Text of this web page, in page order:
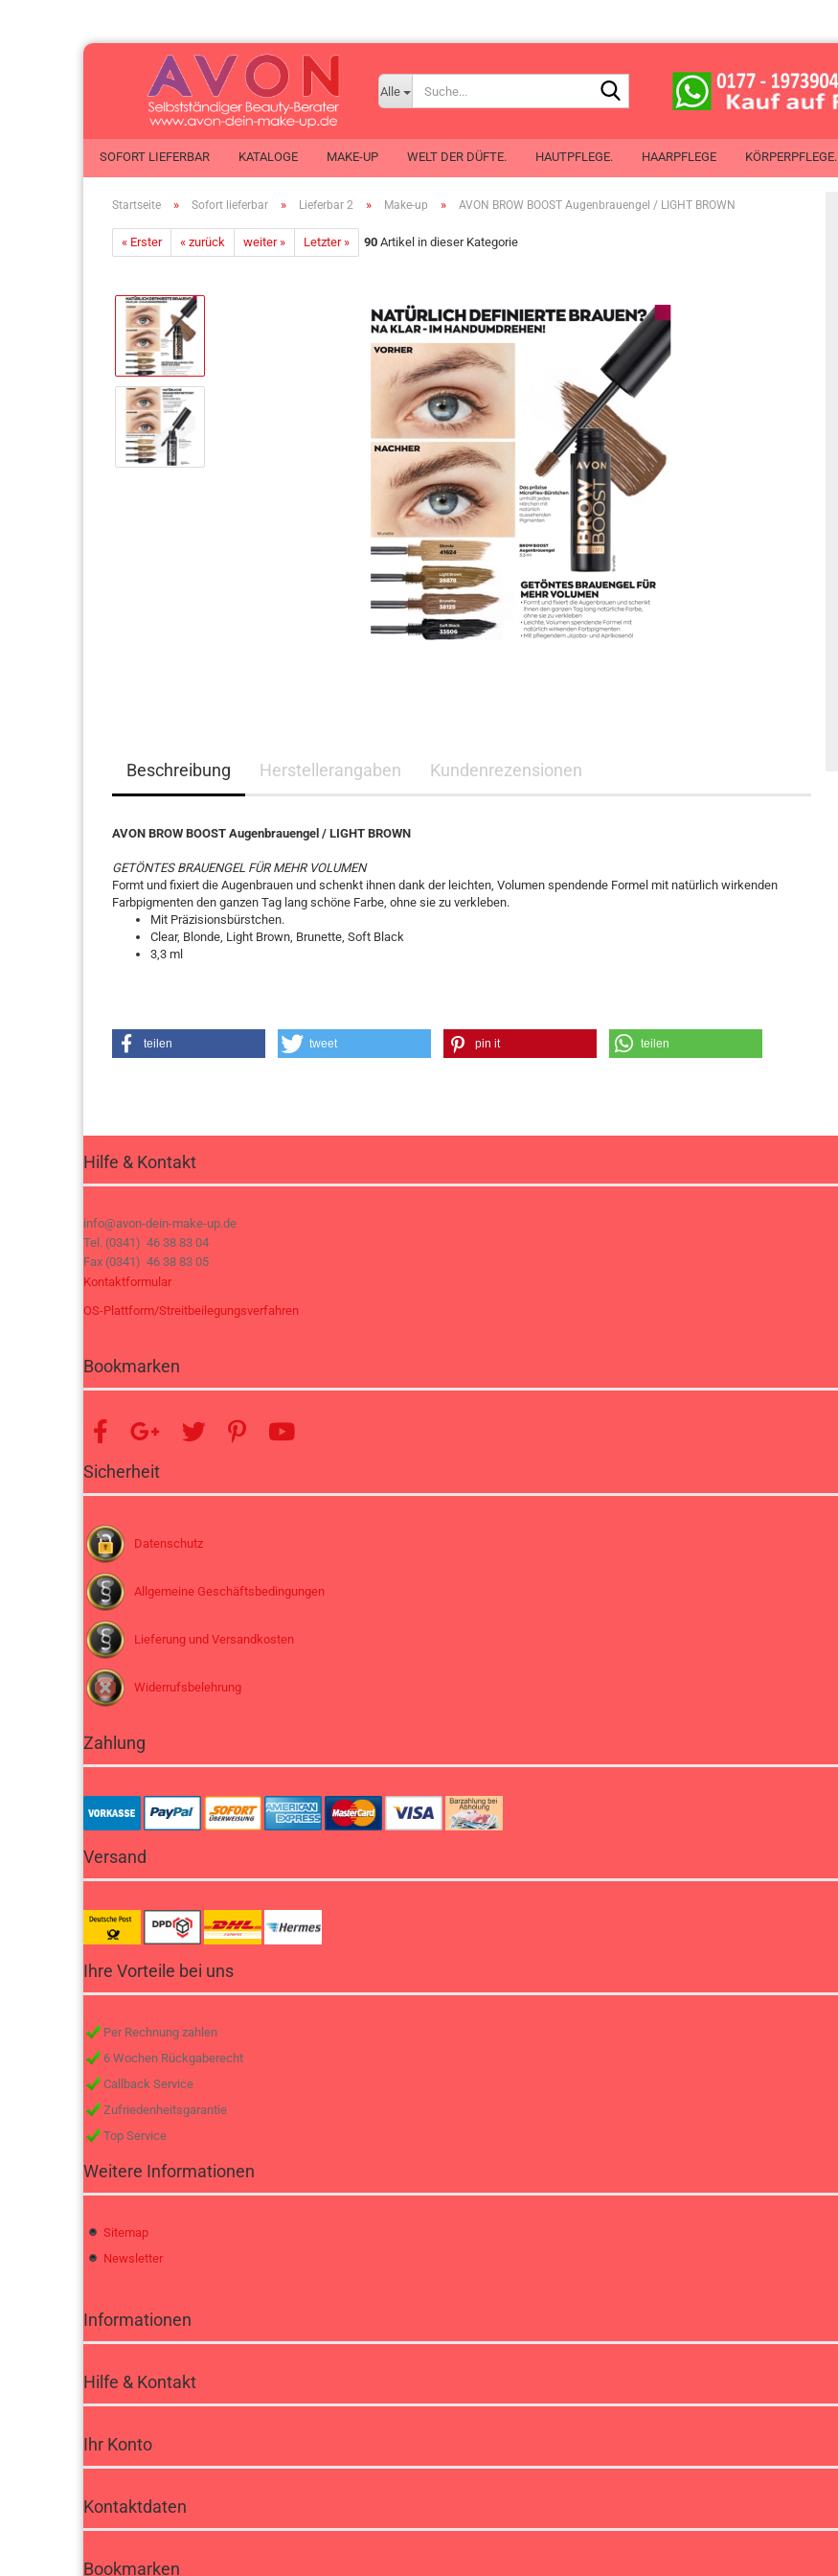
Alle
SOFORT LIEFERBAR
ANEW
Clearskin
Düfte
Duft-Proben
Encanto
Foot Works
Gesichtspflege
Haarpflege
KIDS
KATALOGE MAKE-UP WELT DER DÜFTE.
Eau de Toilette
Körperlotion
Duschgel
Körperspray
Deoroller
Proben
HAUTPFLEGE.
Mit Öl aus Pflanzensamen
Planet Spa
HAARPFLEGE KÖRPERPFLEGE.
Startseite » Sofort lieferbar » Lieferbar 2 » Make-up » AVON BROW BOOST Augenbrauengel / LIGHT BROWN
« Erster « zurück weiter » Letzter » 90 Artikel in dieser Kategorie
Beschreibung Herstellerangaben Kundenrezensionen
AVON BROW BOOST Augenbrauengel / LIGHT BROWN
GETÖNTES BRAUENGEL FÜR MEHR VOLUMEN
Formt und fixiert die Augenbrauen und schenkt ihnen dank der leichten, Volumen spendende Formel mit natürlich wirkenden
Farbpigmenten den ganzen Tag lang schöne Farbe, ohne sie zu verkleben.
Mit Präzisionsbürstchen.
Clear, Blonde, Light Brown, Brunette, Soft Black
3,3 ml
teilen tweet pin it teilen
Hilfe & Kontakt
info@avon-dein-make-up.de
Tel. (0341) 46 38 83 04
Fax (0341) 46 38 83 05
Kontaktformular
OS-Plattform/Streitbeilegungsverfahren
Bookmarken
Sicherheit
Datenschutz
Allgemeine Geschäftsbedingungen
Lieferung und Versandkosten
Widerrufsbelehrung
Zahlung
Versand
Ihre Vorteile bei uns
Per Rechnung zahlen
6 Wochen Rückgaberecht
Callback Service
Zufriedenheitsgarantie
Top Service
Weitere Informationen
Sitemap
Newsletter
Informationen
Hilfe & Kontakt
Ihr Konto
Kontaktdaten
Bookmarken